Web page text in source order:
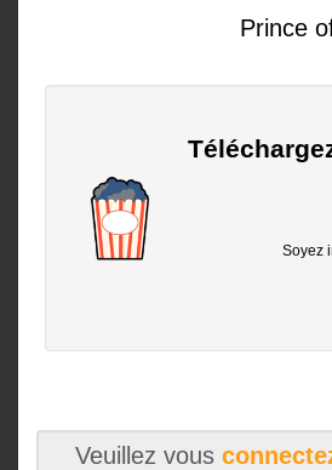
Prince
Soyez
Veuillez vous